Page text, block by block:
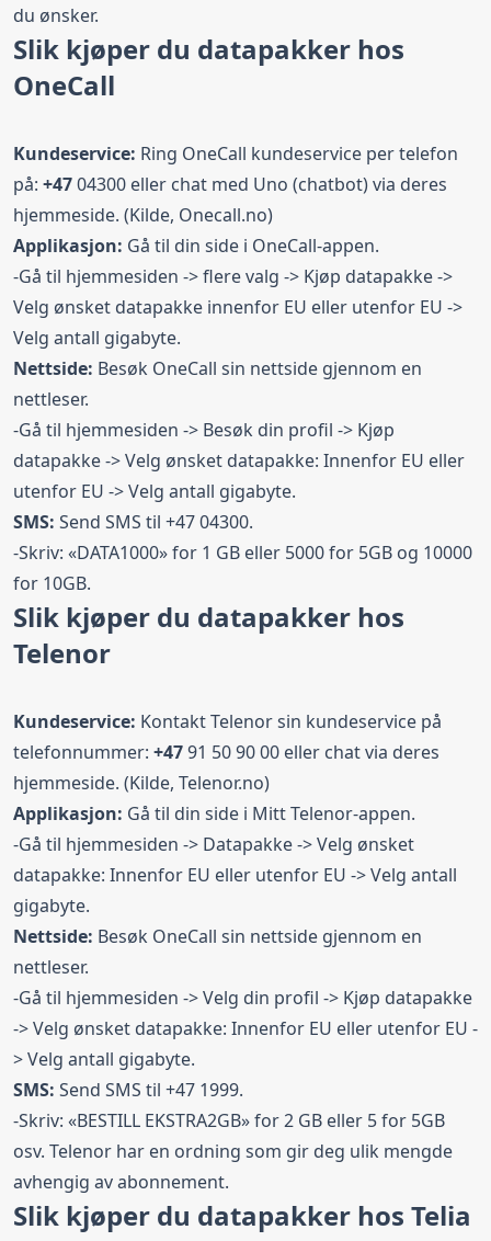
du ønsker.
Slik kjøper du datapakker hos
OneCall
Kundeservice: Ring OneCall kundeservice per telefon
på: +4704300 eller chat med Uno (chatbot) via deres
hjemmeside. (Kilde, Onecall.no)
Applikasjon: Gå til din side i OneCall-appen.
-Gå til hjemmesiden -> flere valg -> Kjøp datapakke ->
Velg ønsket datapakke innenfor EU eller utenfor EU ->
Velg antall gigabyte.
Nettside: Besøk OneCall sin nettside gjennom en
nettleser.
-Gå til hjemmesiden -> Besøk din profil -> Kjøp
datapakke -> Velg ønsket datapakke: Innenfor EU eller
utenfor EU -> Velg antall gigabyte.
SMS: Send SMS til +47 04300.
-Skriv: «DATA1000» for 1 GB eller 5000 for 5GB og 10000
for 10GB.
Slik kjøper du datapakker hos
Telenor
Kundeservice: Kontakt Telenor sin kundeservice på
telefonnummer: +4791 50 90 00 eller chat via deres
hjemmeside. (Kilde, Telenor.no)
Applikasjon: Gå til din side i Mitt Telenor-appen.
-Gå til hjemmesiden -> Datapakke -> Velg ønsket
datapakke: Innenfor EU eller utenfor EU -> Velg antall
gigabyte.
Nettside: Besøk OneCall sin nettside gjennom en
nettleser.
-Gå til hjemmesiden -> Velg din profil -> Kjøp datapakke
-> Velg ønsket datapakke: Innenfor EU eller utenfor EU -
> Velg antall gigabyte.
SMS: Send SMS til +47 1999.
-Skriv: «BESTILL EKSTRA2GB» for 2 GB eller 5 for 5GB
osv. Telenor har en ordning som gir deg ulik mengde
avhengig av abonnement.
Slik kjøper du datapakker hos Telia